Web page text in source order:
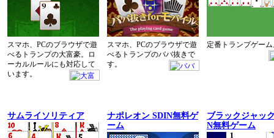
スマホ、PCのブラウザで遊
べるトランプの大富豪。ロ
ーカルルールにも対応して
います。
スマホ、PCのブラウザで遊
べるトランプのババ抜きで
す。
定番トランプゲー
サムライソリティア
ナポレオン SDIN無料ゲ
ーム
ブラックジャッ
N無料ゲーム